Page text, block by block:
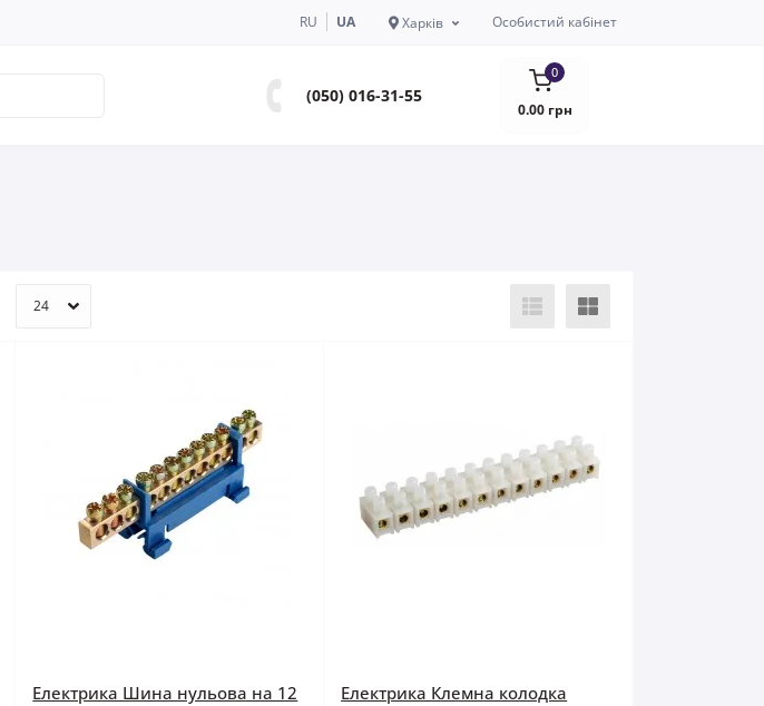
RU UA Харків Особистий кабінет
(050) 016-31-55
0
0.00 грн
Електрика Шина нульова на 12
Електрика Клемна колодка